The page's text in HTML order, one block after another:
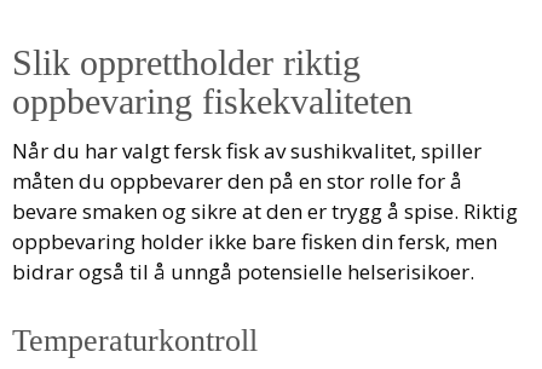
Slik opprettholder riktig
oppbevaring fiskekvaliteten
Når du har valgt fersk fisk av sushikvalitet, spiller
måten du oppbevarer den på en stor rolle for å
bevare smaken og sikre at den er trygg å spise. Riktig
oppbevaring holder ikke bare fisken din fersk, men
bidrar også til å unngå potensielle helserisikoer.
Temperaturkontroll